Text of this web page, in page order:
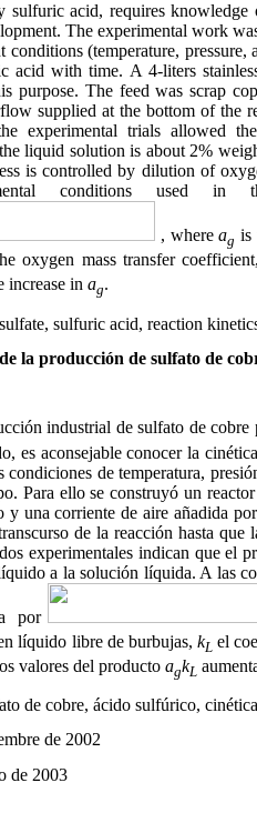
sulfuric acid, requires knowledge
The experimental work
conditions (temperature, pressure,
acid with time. A 4-liters
purpose. The feed was scrap
supplied at the bottom of the
experimental trials allowed
liquid solution is about 2%
is controlled by dilution of
conditions used in
, whereag is
oxygen mass transfer
increase in ag.
sulfuric acid, reaction
la producción de sulfato de
industrial de sulfato de cobre
es aconsejable conocer la
condiciones de temperatura,
Para ello se construyó un
y una corriente de aire añadida
de la reacción hasta
experimentales indican que el
a la solución líquida. A las
por
líquido libre de burbujas, kL el
valores del producto agkL
de cobre, ácido sulfúrico,
de 2002
de 2003